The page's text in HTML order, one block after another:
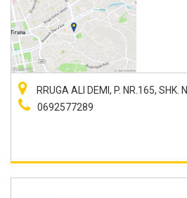
RRUGA ALI DEMI, P. NR.165, SHK.
0692577289